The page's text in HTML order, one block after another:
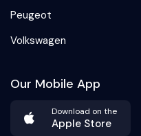
Peugeot
Volkswagen
Our Mobile App
Download on the
Apple Store